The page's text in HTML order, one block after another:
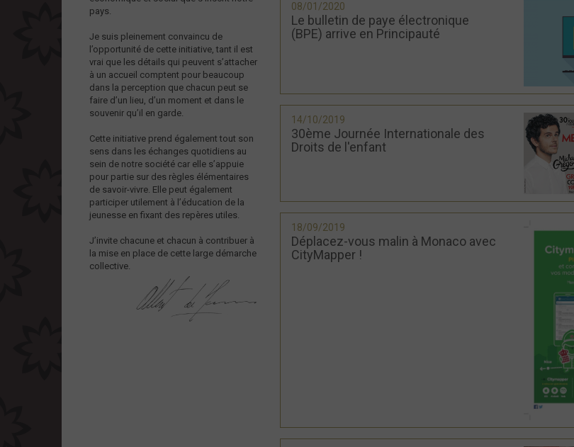
08/01/2020
Le bulletin de paye électronique
(BPE) arrive en Principauté
14/10/2019
30ème Journée Internationale des
Droits de l'enfant
18/09/2019
Déplacez-vous malin à Monaco avec
CityMapper !
pays.
Je suis pleinement convaincu de
l’opportunité de cette initiative, tant il est
vrai que les détails qui peuvent s’attacher
à un accueil comptent pour beaucoup
dans la perception que chacun peut se
faire d’un lieu, d’un moment et dans le
souvenir qu’il en garde.
Cette initiative prend également tout son
sens dans les échanges quotidiens au
sein de notre société car elle s’appuie
pour partie sur des règles élémentaires
de savoir-vivre. Elle peut également
participer utilement à l’éducation de la
jeunesse en fixant des repères utiles.
J’invite chacune et chacun à contribuer à
la mise en place de cette large démarche
collective.